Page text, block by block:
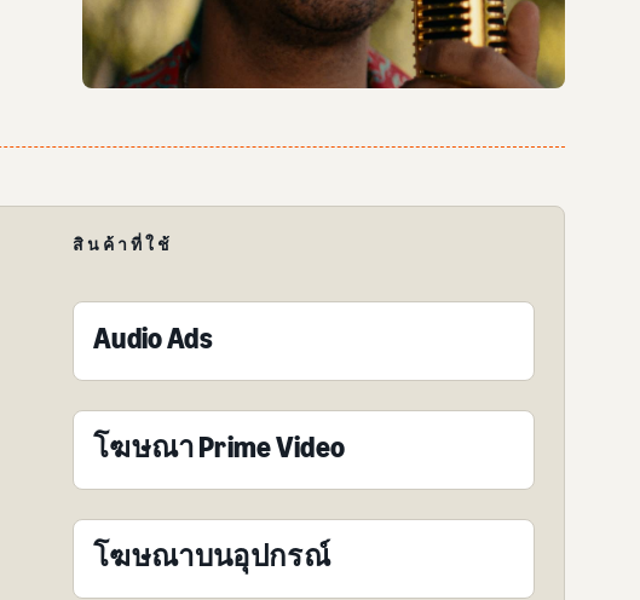
สินค้าที่ใช้
Audio Ads
โฆษณา Prime Video
โฆษณาบนอุปกรณ์